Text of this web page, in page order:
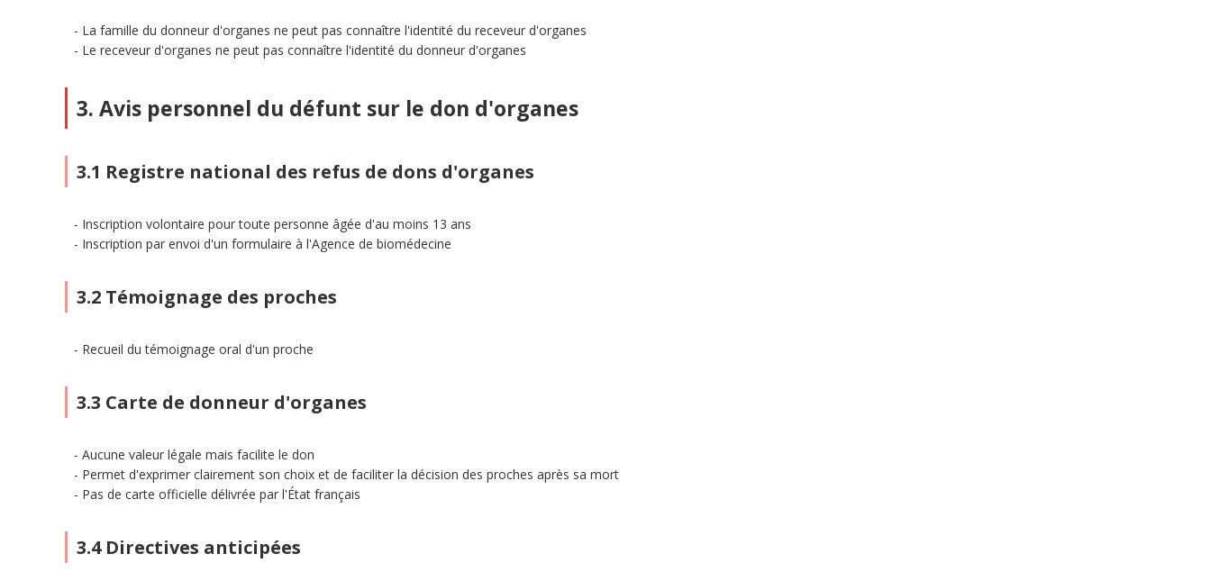
La famille du donneur d'organes ne peut pas connaître l'identité du receveur d'organes
Le receveur d'organes ne peut pas connaître l'identité du donneur d'organes
3. Avis personnel du défunt sur le don d'organes
3.1 Registre national des refus de dons d'organes
Inscription volontaire pour toute personne âgée d'au moins 13 ans
Inscription par envoi d'un formulaire à l'Agence de biomédecine
3.2 Témoignage des proches
Recueil du témoignage oral d'un proche
3.3 Carte de donneur d'organes
Aucune valeur légale mais facilite le don
Permet d'exprimer clairement son choix et de faciliter la décision des proches après sa mort
Pas de carte officielle délivrée par l'État français
3.4 Directives anticipées